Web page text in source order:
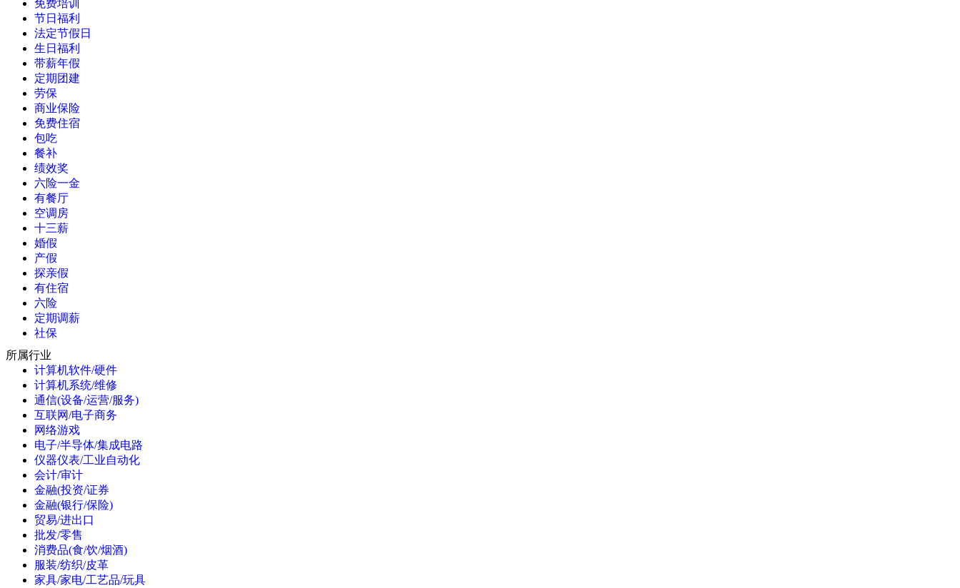
免费培训
节日福利
法定节假日
生日福利
带薪年假
定期团建
劳保
商业保险
免费住宿
包吃
餐补
绩效奖
六险一金
有餐厅
空调房
十三薪
婚假
产假
探亲假
有住宿
六险
定期调薪
社保
所属行业
计算机软件/硬件
计算机系统/维修
通信(设备/运营/服务)
互联网/电子商务
网络游戏
电子/半导体/集成电路
仪器仪表/工业自动化
会计/审计
金融(投资/证券
金融(银行/保险)
贸易/进出口
批发/零售
消费品(食/饮/烟酒)
服装/纺织/皮革
家具/家电/工艺品/玩具